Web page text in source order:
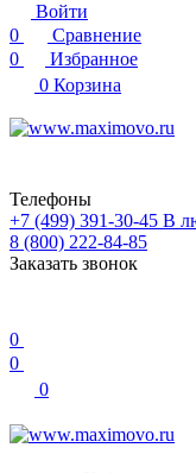
Войти
0
Сравнение
0
Избранное
0 Корзина
Телефоны
+7 (499) 391-30-45 В
8 (800) 222-84-85
Заказать звонок
0
0
0